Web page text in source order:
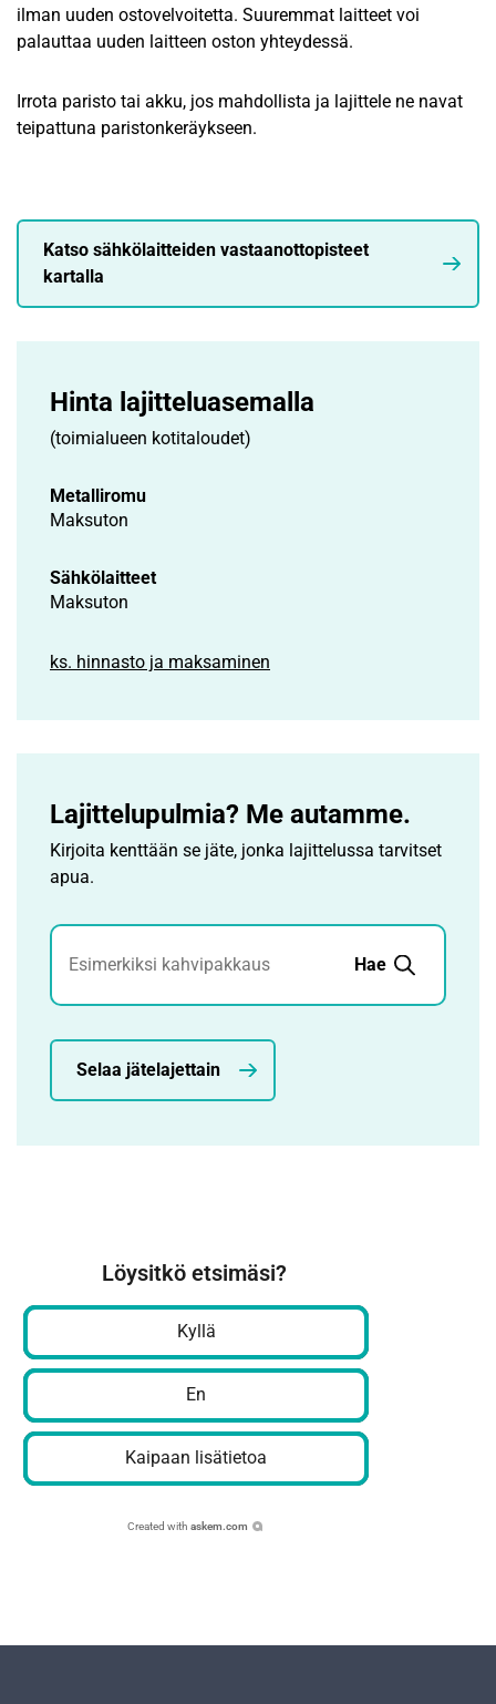
ilman uuden ostovelvoitetta. Suuremmat laitteet voi
palauttaa uuden laitteen oston yhteydessä.
Irrota paristo tai akku, jos mahdollista ja lajittele ne navat
teipattuna paristonkeräykseen.
Katso sähkölaitteiden vastaanottopisteet
kartalla
Hinta lajittelu­asemalla
(toimialueen kotitaloudet)
Metalliromu
Maksuton
Sähkölaitteet
Maksuton
ks. hinnasto ja maksaminen
Lajittelupulmia? Me autamme.
Kirjoita kenttään se jäte, jonka lajittelussa tarvitset
apua.
Jätehaku
Hae
Selaa jätelajettain
Löysitkö etsimäsi?
Kyllä
En
Kaipaan lisätietoa
Created with askem.com